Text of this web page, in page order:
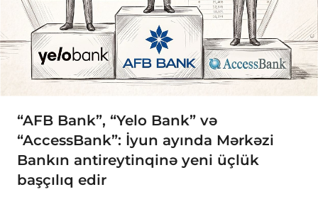
“AFB Bank”, “Yelo Bank” və
“AccessBank”: İyun ayında Mərkəzi
Bankın antireytinqinə yeni üçlük
başçılıq edir